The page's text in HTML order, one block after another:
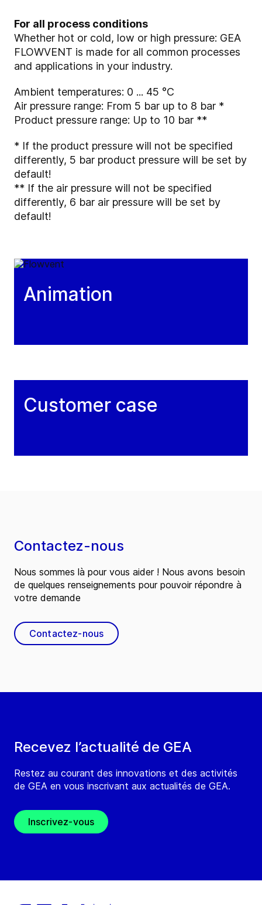
For all process conditions
Whether hot or cold, low or high pressure: GEA
FLOWVENT is made for all common processes
and applications in your industry.
Ambient temperatures: 0 ... 45 °C
Air pressure range: From 5 bar up to 8 bar *
Product pressure range: Up to 10 bar **
* If the product pressure will not be specified
differently, 5 bar product pressure will be set by
default!
** If the air pressure will not be specified
differently, 6 bar air pressure will be set by
default!
Animation
Customer case
Recevez l’actualité de GEA
Restez au courant des innovations et des activités
de GEA en vous inscrivant aux actualités de GEA.
Inscrivez-vous
Contactez-nous
Nous sommes là pour vous aider ! Nous avons besoin
de quelques renseignements pour pouvoir répondre à
votre demande
Contactez-nous